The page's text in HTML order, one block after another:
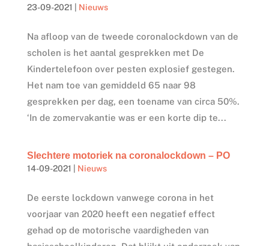
23-09-2021 Nieuws
Na afloop van de tweede coronalockdown van de
scholen is het aantal gesprekken met De
Kindertelefoon over pesten explosief gestegen.
Het nam toe van gemiddeld 65 naar 98
gesprekken per dag, een toename van circa 50%.
‘In de zomervakantie was er een korte dip te...
Slechtere motoriek na coronalockdown – PO
14-09-2021 Nieuws
De eerste lockdown vanwege corona in het
voorjaar van 2020 heeft een negatief effect
gehad op de motorische vaardigheden van